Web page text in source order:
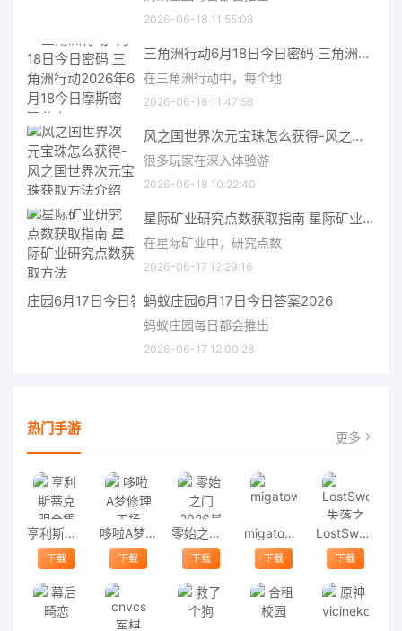
2026-06-18 11:55:08
三角洲行动6月18日今日密码 三角洲行动2026年6月18今日摩斯密码分享
在三角洲行动中，每个地
2026-06-18 11:47:58
风之国世界次元宝珠怎么获得-风之国世界次元宝珠获取方法介绍
很多玩家在深入体验游
2026-06-18 10:22:40
星际矿业研究点数获取指南 星际矿业研究点数获取方法
在星际矿业中，研究点数
2026-06-17 12:29:16
蚂蚁庄园6月17日今日答案2026
蚂蚁庄园每日都会推出
2026-06-17 12:00:28
热门手游 更多
亨利斯蒂克明合集
下载
哆啦A梦修理工场
下载
零始之门2026最新版
下载
migatowemyworld1.68
下载
LostSword失落之剑
下载